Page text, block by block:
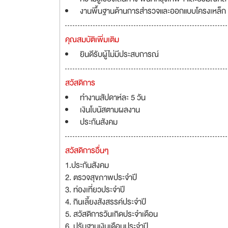
งานพื้นฐานด้านการสำรวจและออกแบบโครงเหล็ก
คุณสมบัติเพิ่มเติม
ยินดีรับผู้ไม่มีประสบการณ์
สวัสดิการ
ทำงานสัปดาห์ละ 5 วัน
เงินโบนัสตามผลงาน
ประกันสังคม
สวัสดิการอื่นๆ
1.ประกันสังคม
2. ตรวจสุขภาพประจำปี
3. ท่องเที่ยวประจำปี
4. กินเลี้ยงสังสรรค์ประจำปี
5. สวัสดิการวันเกิดประจำเดือน